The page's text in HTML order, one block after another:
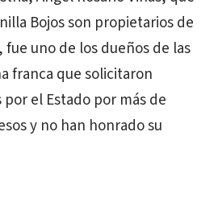
Bojos son propietarios de
uno de los dueños de las
franca que solicitaron
el Estado por más de
y no han honrado su